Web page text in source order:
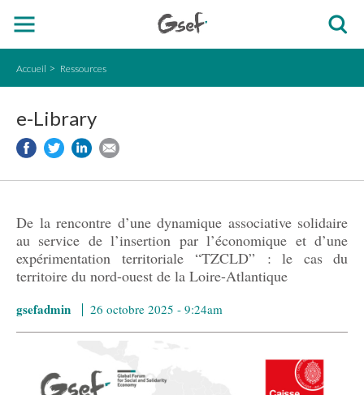
Accueil Ressources
e-Library
De la rencontre d’une dynamique associative solidaire
au service de l’insertion par l’économique et d’une
expérimentation territoriale “TZCLD” : le cas du
territoire du nord-ouest de la Loire-Atlantique
gsefadmin 26 octobre 2025 - 9:24am